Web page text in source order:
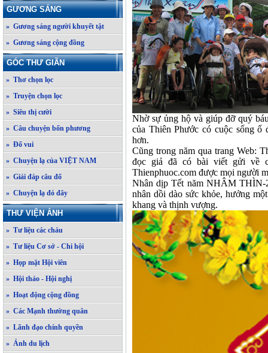
GƯƠNG SÁNG
» Gương sáng người khuyết tật
» Gương sáng cộng đồng
GÓC THƯ GIÃN
» Thơ chọn lọc
» Truyện chọn lọc
» Siêu thị cười
» Câu chuyện bốn phương
» Đố vui
» Chuyện lạ của VIỆT NAM
» Giải đáp câu đố
» Chuyện lạ đó đây
THƯ VIỆN ẢNH
» Tư liệu các cháu
» Tư liệu Cơ sở - Chi hội
» Họp mặt Hội viên
» Hội thảo - Hội nghị
» Hoạt động cộng đồng
» Các Mạnh thường quân
» Lãnh đạo chính quyền
» Ảnh du lịch
Nhờ sự ủng hộ và giúp đỡ quý
của Thiên Phước có cuộc sống ổ
hơn.
Cũng trong năm qua trang Web:
đọc giả đã có bài viết gửi về
Thienphuoc.com được mọi người
Nhân dịp Tết năm NHÂM THÌN-
nhân dồi dào sức khỏe, hưởng
khang và thịnh vượng.